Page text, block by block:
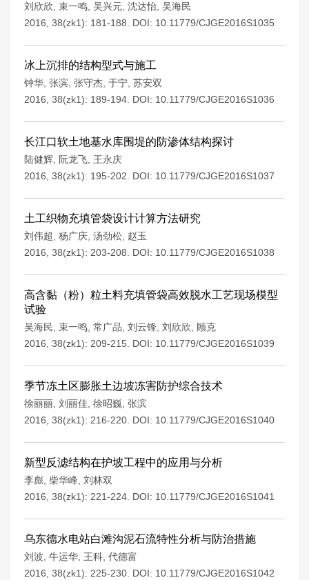
刘欣欣 束一鸣 吴兴元 沈达怡 吴海民
2016, 38(zk1): 181-188.
DOI: 10.11779/CJGE2016S1035
冰上沉排的结构型式与施工
钟华 张滨 张守杰 于宁 苏安双
2016, 38(zk1): 189-194. DOI: 10.11779/CJGE2016S1036
长江口软土地基水库围堤的防渗体结构探讨
陆健辉 阮龙飞 王永庆
2016, 38(zk1): 195-202.
DOI: 10.11779/CJGE2016S1037
土工织物充填管袋设计计算方法研究
刘伟超 杨广庆 汤劲松 赵玉
2016, 38(zk1): 203-208.
DOI: 10.11779/CJGE2016S1038
高含黏（粉）粒土料充填管袋高效脱水工艺现场模型
试验
吴海民 束一鸣 常广品 刘云锋 刘欣欣
顾克
2016, 38(zk1): 209-215.
DOI: 10.11779/CJGE2016S1039
季节冻土区膨胀土边坡冻害防护综合技术
徐丽丽 刘丽佳 徐昭巍 张滨
2016, 38(zk1): 216-220. DOI: 10.11779/CJGE2016S1040
新型反滤结构在护坡工程中的应用与分析
李彪 柴华峰 刘林双
2016, 38(zk1): 221-224. DOI: 10.11779/CJGE2016S1041
乌东德水电站白滩沟泥石流特性分析与防治措施
刘波 牛运华 王科 代德富
2016, 38(zk1): 225-230. DOI: 10.11779/CJGE2016S1042